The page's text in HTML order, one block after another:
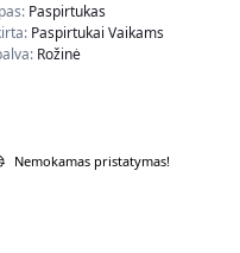
Paspirtukas
Paspirtukai Vaikams
Rožinė
Nemokamas pristatymas!